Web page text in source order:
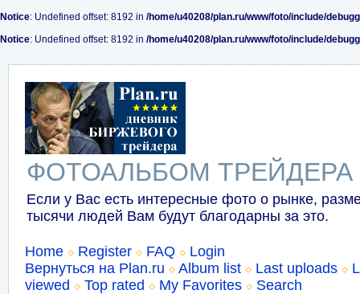
Notice: Undefined offset: 8192 in /home/u40208/plan.ru/www/foto/include/
Notice: Undefined offset: 8192 in /home/u40208/plan.ru/www/foto/include/
ФОТОАЛЬБОМ ТРЕЙДЕРА
Если у Вас есть интересные фото о рынке,
тысячи людей Вам будут благодарны за это.
Home Register FAQ
Login
Вернуться на Plan.ru
Album list Last uploads
viewed
Top rated My Favorites Search